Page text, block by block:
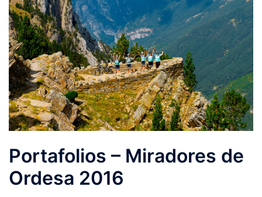
Portafolios – Miradores de
Ordesa 2016